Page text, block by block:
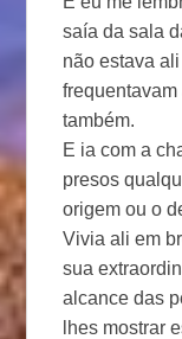
saía da sala
não estava
também.
E ia com a
presos
origem ou o
Vivia ali em
sua
alcance das
lhes mostrar